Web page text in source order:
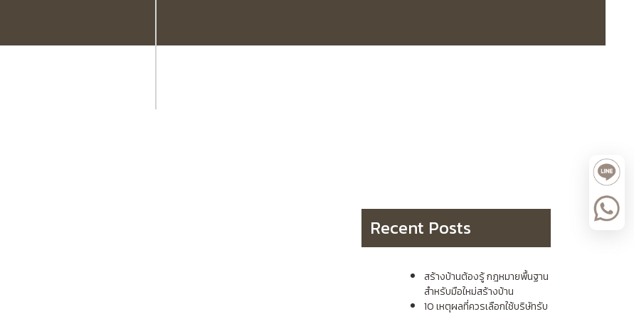
Recent Posts
สร้างบ้านต้องรู้ กฎหมายพื้นฐาน
สำหรับมือใหม่สร้างบ้าน
10 เหตุผลที่ควรเลือกใช้บริษัทรับ